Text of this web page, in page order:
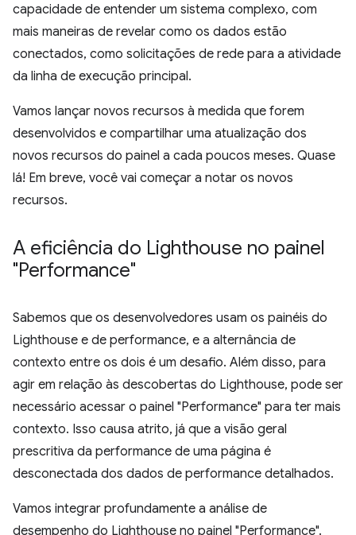
capacidade de entender um sistema complexo, com
mais maneiras de revelar como os dados estão
conectados, como solicitações de rede para a atividade
da linha de execução principal.
Vamos lançar novos recursos à medida que forem
desenvolvidos e compartilhar uma atualização dos
novos recursos do painel a cada poucos meses. Quase
lá! Em breve, você vai começar a notar os novos
recursos.
A eficiência do Lighthouse no painel
"Performance"
Sabemos que os desenvolvedores usam os painéis do
Lighthouse e de performance, e a alternância de
contexto entre os dois é um desafio. Além disso, para
agir em relação às descobertas do Lighthouse, pode ser
necessário acessar o painel "Performance" para ter mais
contexto. Isso causa atrito, já que a visão geral
prescritiva da performance de uma página é
desconectada dos dados de performance detalhados.
Vamos integrar profundamente a análise de
desempenho do Lighthouse no painel "Performance".